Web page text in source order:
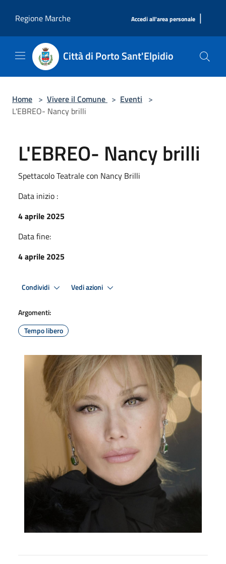
Regione Marche
Accedi all'area personale |
Città di Porto Sant'Elpidio
Home > Vivere il Comune > Eventi >
L'EBREO- Nancy brilli
L'EBREO- Nancy brilli
Spettacolo Teatrale con Nancy Brilli
Data inizio :
4 aprile 2025
Data fine:
4 aprile 2025
Condividi Vedi azioni
Argomenti:
Tempo libero